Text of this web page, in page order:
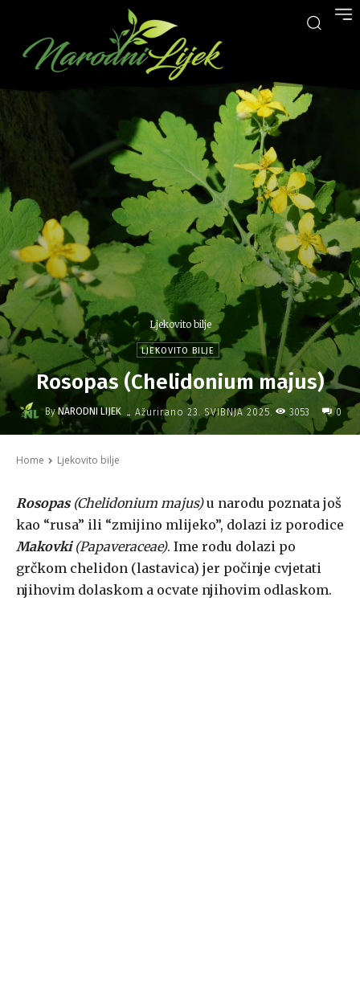
Ljekovito bilje
LJEKOVITO BILJE
Rosopas (Chelidonium majus)
By NARODNI LIJEK - Ažurirano 23. SVIBNJA 2025. 3053 0
Home Ljekovito bilje
Rosopas(Chelidonium majus)u narodu poznata još
kao “rusa” ili “zmijino mlijeko”, dolazi iz porodice
Makovki(Papaveraceae). Ime rodu dolazi po
grčkom chelidon (lastavica) jer počinje cvjetati
njihovim dolaskom a ocvate njihovim odlaskom.